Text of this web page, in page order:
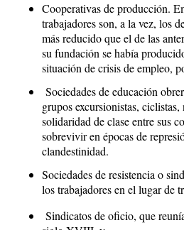
Cooperativas de producción.
trabajadores son, a la vez, los
más reducido que el de las
su fundación se había
situación de crisis de empleo,
Sociedades de educación
grupos excursionistas,
solidaridad de clase entre sus
sobrevivir en épocas de
clandestinidad.
Sociedades de resistencia o
los trabajadores en el lugar de
Sindicatos de oficio, que